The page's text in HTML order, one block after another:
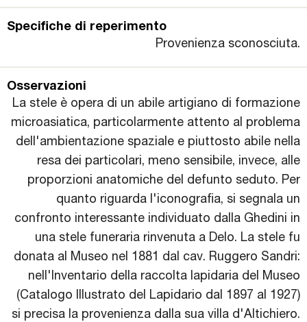
Specifiche di reperimento
Provenienza sconosciuta.
Osservazioni
La stele è opera di un abile artigiano di formazione
microasiatica, particolarmente attento al problema
dell'ambientazione spaziale e piuttosto abile nella
resa dei particolari, meno sensibile, invece, alle
proporzioni anatomiche del defunto seduto. Per
quanto riguarda l'iconografia, si segnala un
confronto interessante individuato dalla Ghedini in
una stele funeraria rinvenuta a Delo. La stele fu
donata al Museo nel 1881 dal cav. Ruggero Sandri:
nell'Inventario della raccolta lapidaria del Museo
(Catalogo Illustrato del Lapidario dal 1897 al 1927)
si precisa la provenienza dalla sua villa d'Altichiero.